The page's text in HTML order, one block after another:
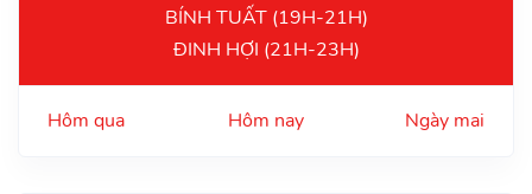
BÍNH TUẤT (19H-21H)
ĐINH HỢI (21H-23H)
Hôm qua Hôm nay Ngày mai